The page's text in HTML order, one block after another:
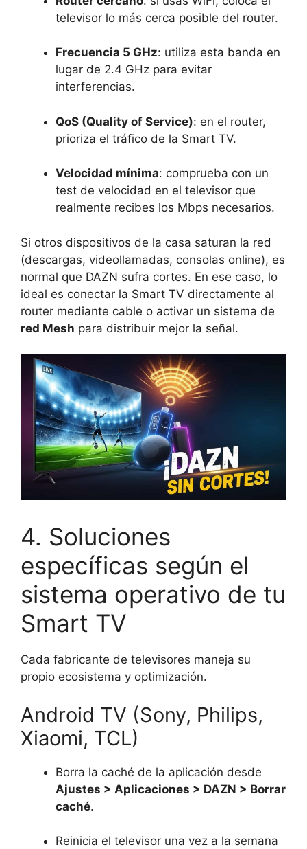
televisor lo más cerca posible del router.
Frecuencia 5 GHz: utiliza esta banda en
lugar de 2.4 GHz para evitar
interferencias.
QoS (Quality of Service): en el router,
prioriza el tráfico de la Smart TV.
Velocidad mínima: comprueba con un
test de velocidad en el televisor que
realmente recibes los Mbps necesarios.
Si otros dispositivos de la casa saturan la red
(descargas, videollamadas, consolas online), es
normal que DAZN sufra cortes. En ese caso, lo
ideal es conectar la Smart TV directamente al
router mediante cable o activar un sistema de
red Mesh para distribuir mejor la señal.
4. Soluciones
específicas según el
sistema operativo de tu
Smart TV
Cada fabricante de televisores maneja su
propio ecosistema y optimización.
Android TV (Sony, Philips,
Xiaomi, TCL)
Borra la caché de la aplicación desde
Ajustes > Aplicaciones > DAZN > Borrar
caché.
Reinicia el televisor una vez a la semana